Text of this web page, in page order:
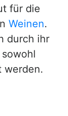
für die
Weinen.
durch ihr
werden.